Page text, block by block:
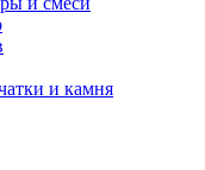
и камня